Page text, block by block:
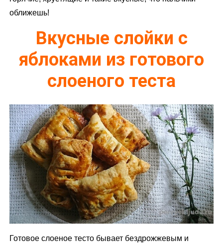
оближешь!
Вкусные слойки с
яблоками из готового
слоеного теста
Готовое слоеное тесто бывает бездрожжевым и